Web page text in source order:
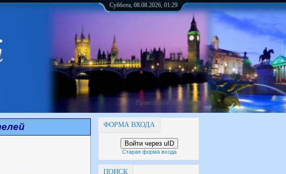
Суббота, 08.08.2026, 01:29
Приветствую Вас, Гость
ФОРМА ВХОДА
Войти через uID
Старая форма входа
ПОИСК